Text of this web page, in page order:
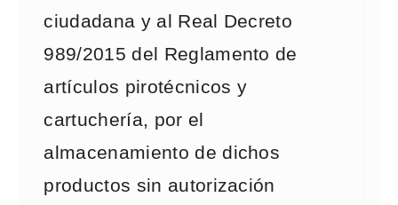
ciudadana y al Real Decreto
989/2015 del Reglamento de
artículos pirotécnicos y
cartuchería, por el
almacenamiento de dichos
productos sin autorización